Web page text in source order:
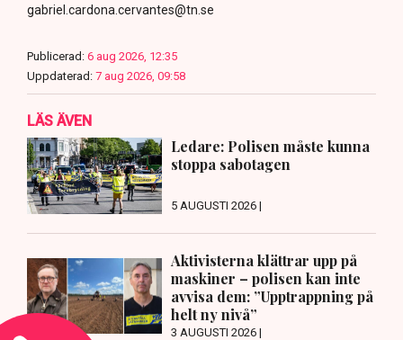
gabriel.cardona.cervantes@tn.se
Publicerad: 6 aug 2026, 12:35
Uppdaterad: 7 aug 2026, 09:58
LÄS ÄVEN
Ledare: Polisen måste kunna
stoppa sabotagen
5 AUGUSTI 2026 |
Aktivisterna klättrar upp på
maskiner – polisen kan inte
avvisa dem: ”Upptrappning på
helt ny nivå”
3 AUGUSTI 2026 |